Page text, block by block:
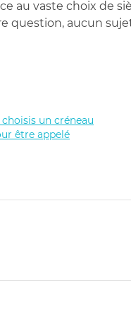
au vaste choix de
question, aucun
choisis un créneau
être appelé